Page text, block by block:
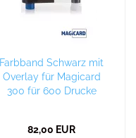
Farbband Schwarz mit
Overlay für Magicard
300 für 600 Drucke
82,00 EUR